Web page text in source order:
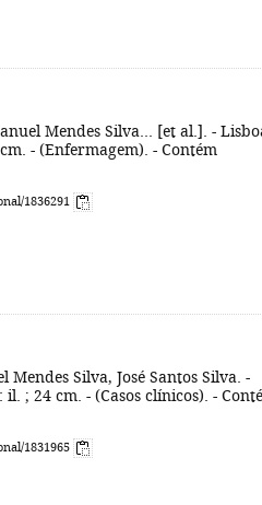
Mendes Silva... [et al.]. -
- (Enfermagem). - Contém
1836291
Mendes Silva, José Santos Silva. -
; 24 cm. - (Casos clínicos). -
1831965